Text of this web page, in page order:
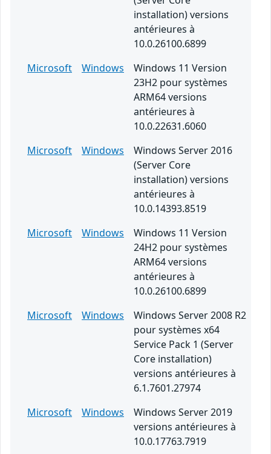
installation) versions
antérieures à
10.0.26100.6899
Microsoft
Windows
Windows 11 Version
23H2 pour systèmes
ARM64 versions
antérieures à
10.0.22631.6060
Microsoft
Windows
Windows Server 2016
(Server Core
installation) versions
antérieures à
10.0.14393.8519
Microsoft
Windows
Windows 11 Version
24H2 pour systèmes
ARM64 versions
antérieures à
10.0.26100.6899
Microsoft
Windows
Windows Server 2008 R2
pour systèmes x64
Service Pack 1 (Server
Core installation)
versions antérieures à
6.1.7601.27974
Microsoft
Windows
Windows Server 2019
versions antérieures à
10.0.17763.7919